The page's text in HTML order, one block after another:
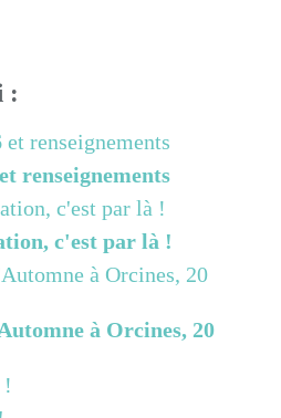
:
renseignements
c'est par là !
à Orcines, 20